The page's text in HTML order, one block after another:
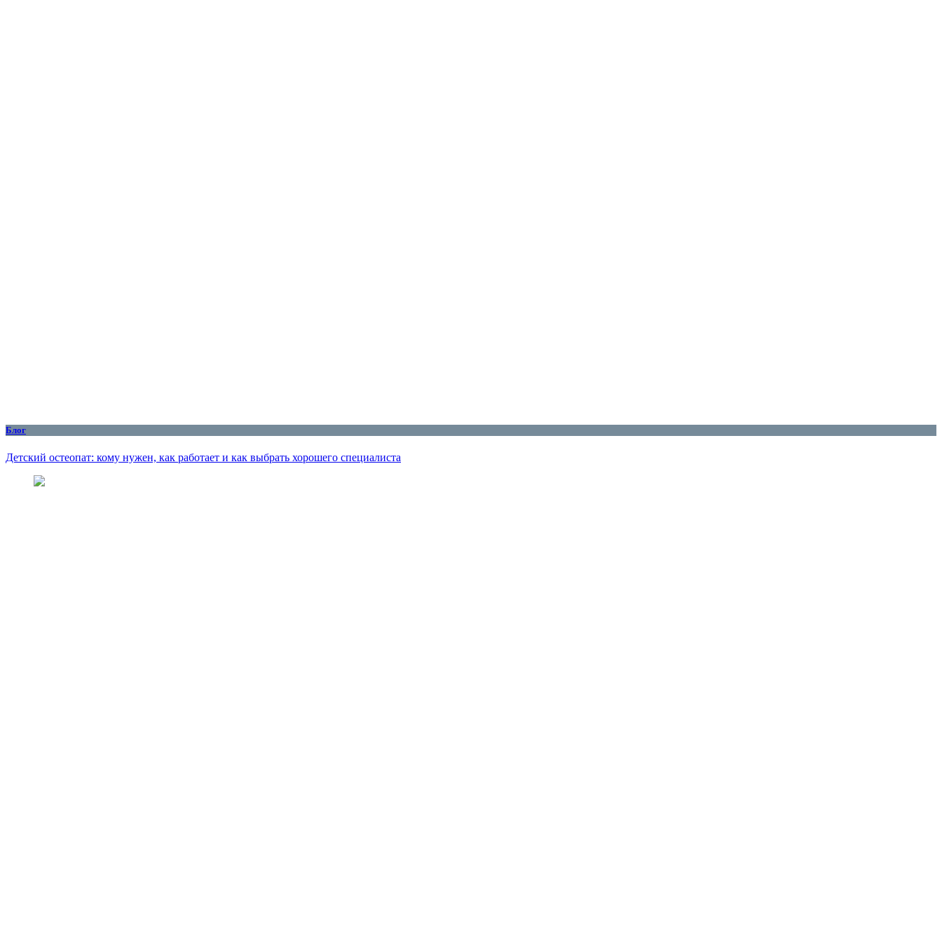
Блог
Детский остеопат: кому нужен, как работает и как выбрать хорошего специалиста